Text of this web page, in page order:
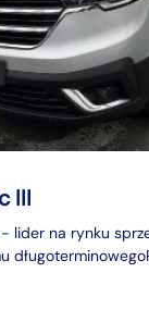
III
lider na rynku
dCi 170 AT